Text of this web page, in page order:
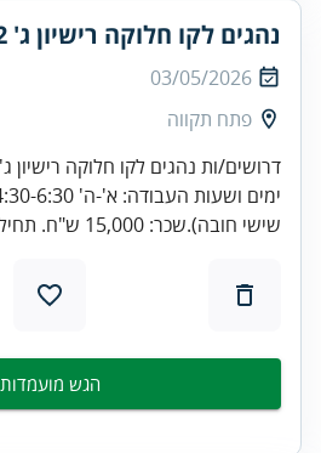
נהגים לקו חלוקה רישיון ג' 12 טון
03/05/2026
פתח תקווה
שישי חובה).שכר: 15,000 ש"ח. תחילת עבודה...
הגש מועמדות